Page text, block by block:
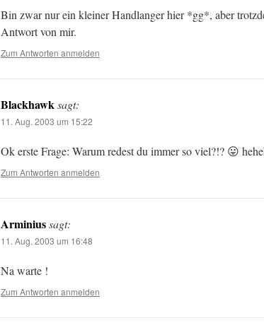
Bin zwar nur ein kleiner Handlanger hier *gg*, aber
Antwort von mir.
Zum Antworten anmelden
Blackhawksagt:
11. Aug. 2003 um 15:22
Ok erste Frage: Warum redest du immer so viel?!? 😛
Zum Antworten anmelden
Arminiussagt:
11. Aug. 2003 um 16:48
Na warte !
Zum Antworten anmelden